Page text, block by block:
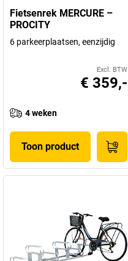
Fietsenrek MERCURE –
PROCITY
6 parkeerplaatsen, eenzijdig
Excl. BTW
€ 359,-
4 weken
Toon product